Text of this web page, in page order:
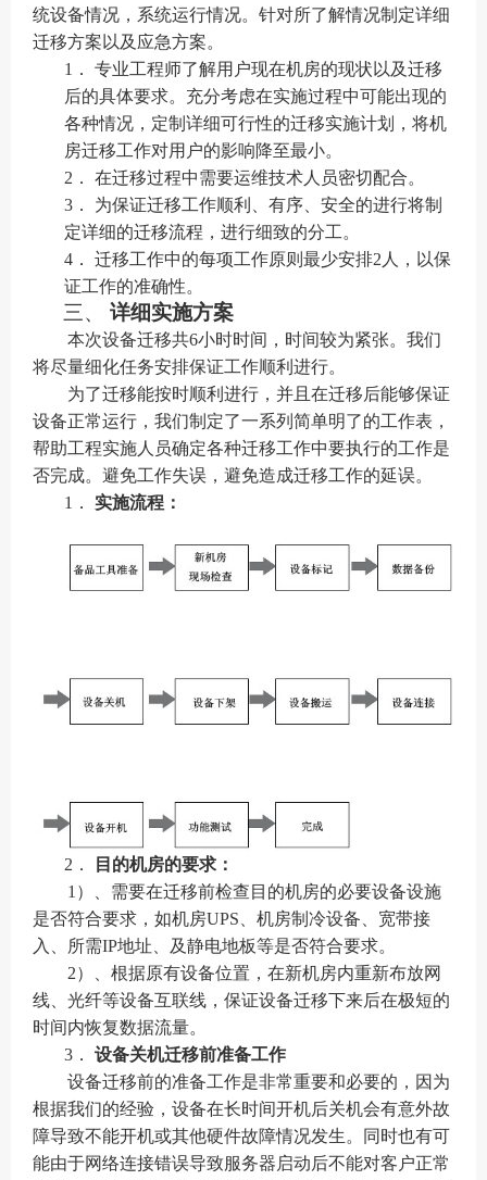
统设备情况，系统运行情况。针对所了解情况制定详细
迁移方案以及应急方案。
1． 专业工程师了解用户现在机房的现状以及迁移
后的具体要求。充分考虑在实施过程中可能出现的
各种情况，定制详细可行性的迁移实施计划，将机
房迁移工作对用户的影响降至最小。
2． 在迁移过程中需要运维技术人员密切配合。
3． 为保证迁移工作顺利、有序、安全的进行将制
定详细的迁移流程，进行细致的分工。
4． 迁移工作中的每项工作原则最少安排2人，以保
证工作的准确性。
三、 详细实施方案
本次设备迁移共6小时时间，时间较为紧张。我们
将尽量细化任务安排保证工作顺利进行。
为了迁移能按时顺利进行，并且在迁移后能够保证
设备正常运行，我们制定了一系列简单明了的工作表，
帮助工程实施人员确定各种迁移工作中要执行的工作是
否完成。避免工作失误，避免造成迁移工作的延误。
1． 实施流程：
2．
目的机房的要求：
1 ）、需要在迁移前检查目的机房的必要设备设施
是否符合要求，如机房UPS 、机房制冷设备、宽带接
入、所需IP地址、及静电地板等是否符合要求。
2）、根据原有设备位置，在新机房内重新布放网
线、光纤等设备互联线，保证设备迁移下来后在极短的
时间内恢复数据流量。
3． 设备关机迁移前准备工作
设备迁移前的准备工作是非常重要和必要的，因为
根据我们的经验，设备在长时间开机后关机会有意外故
障导致不能开机或其他硬件故障情况发生。同时也有可
能由于网络连接错误导致服务器启动后不能对客户正常